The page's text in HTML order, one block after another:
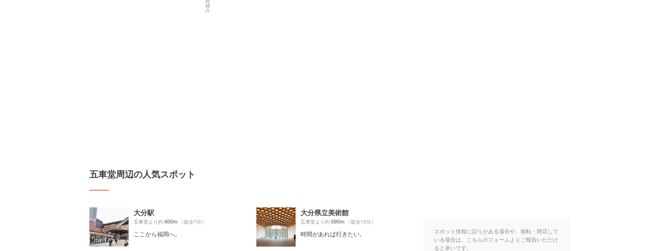
五車堂周辺の人気スポット
大分駅
五車堂より約400m （徒歩7分）
ここから福岡へ。
大分県立美術館
五車堂より約590m （徒歩10分）
時間があれば行きたい。
スポット情報に誤りがある場合や、移転・閉店して
いる場合は、こちらのフォームよりご報告いただけ
ると幸いです。